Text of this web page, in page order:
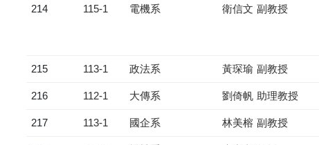
214 115-1 電機系 衛信文 副教授
215 113-1 政法系 黃琛瑜 副教授
216 112-1 大傳系 劉倚帆 助理教授
217 113-1 國企系 林美榕 副教授